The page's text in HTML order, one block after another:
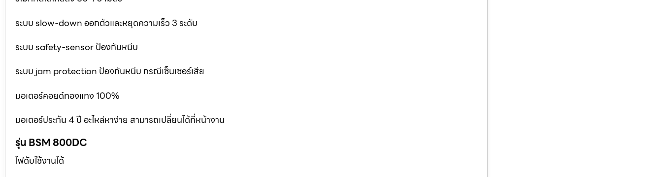
ระบบ slow-down ออกตัวและหยุดความเร็ว 3 ระดับ
ระบบ safety-sensor ป้องกันหนีบ
ระบบ jam protection ป้องกันหนีบ กรณีเซ็นเซอร์เสีย
มอเตอร์คอยด์ทองแทง 100%
มอเตอร์ประกัน 4 ปี อะไหล่หาง่าย สามารถเปลี่ยนได้ที่หน้างาน
รุ่น BSM 800DC
ไฟดับใช้งานได้